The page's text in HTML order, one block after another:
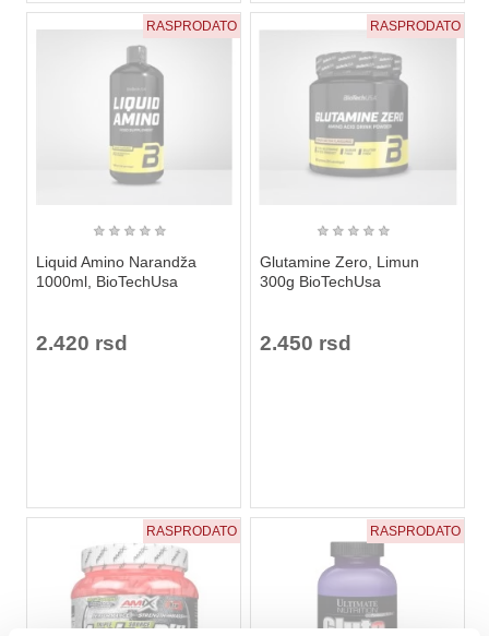
RASPRODATO
★ ★ ★ ★ ★
Liquid Amino Narandža
1000ml, BioTechUsa
2.420 rsd
RASPRODATO
★ ★ ★ ★ ★
Glutamine Zero, Limun
300g BioTechUsa
2.450 rsd
RASPRODATO RASPRODATO